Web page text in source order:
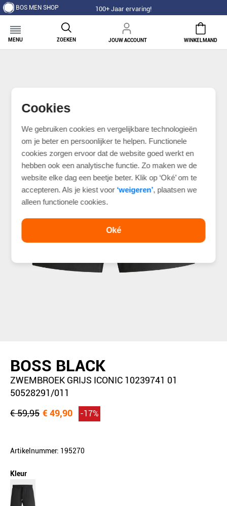
Cookies
We gebruiken cookies en vergelijkbare technologieën
om je beter en persoonlijker te helpen. Functionele
cookies zorgen ervoor dat de website goed werkt en
hebben ook een analytische functie. Zo maken we de
website elke dag een beetje beter. Klik op ‘Oké’ om te
accepteren. Als je kiest voor ‘weigeren’, plaatsen we
alleen functionele cookies.
Oké
BOS MEN SHOP 100+ Jaar ervaring!
MENU ZOEKEN JOUW ACCOUNT WINKELMAND
BOSS BLACK
ZWEMBROEK GRIJS ICONIC 10239741 01
50528291/011
€ 59,95 € 49,90 -17%
Artikelnummer: 195270
Kleur